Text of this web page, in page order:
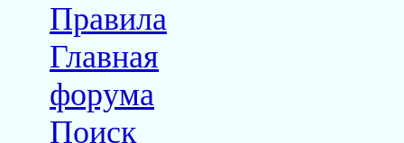
Правила
Главная
форума
Поиск